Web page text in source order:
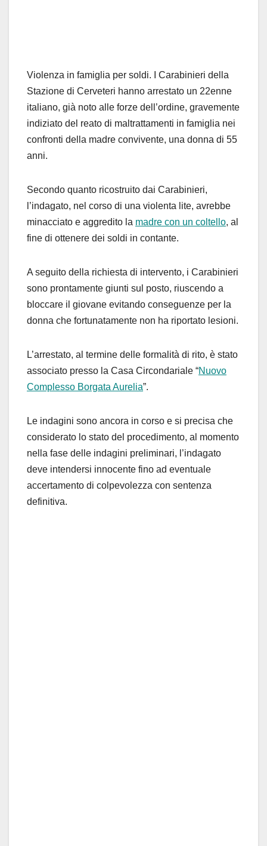
Violenza in famiglia per soldi. I Carabinieri della
Stazione di Cerveteri hanno arrestato un 22enne
italiano, già noto alle forze dell’ordine, gravemente
indiziato del reato di maltrattamenti in famiglia nei
confronti della madre convivente, una donna di 55
anni.
Secondo quanto ricostruito dai Carabinieri,
l’indagato, nel corso di una violenta lite, avrebbe
minacciato e aggredito la madre con un coltello, al
fine di ottenere dei soldi in contante.
A seguito della richiesta di intervento, i Carabinieri
sono prontamente giunti sul posto, riuscendo a
bloccare il giovane evitando conseguenze per la
donna che fortunatamente non ha riportato lesioni.
L’arrestato, al termine delle formalità di rito, è stato
associato presso la Casa Circondariale “Nuovo
Complesso Borgata Aurelia”.
Le indagini sono ancora in corso e si precisa che
considerato lo stato del procedimento, al momento
nella fase delle indagini preliminari, l’indagato
deve intendersi innocente fino ad eventuale
accertamento di colpevolezza con sentenza
definitiva.